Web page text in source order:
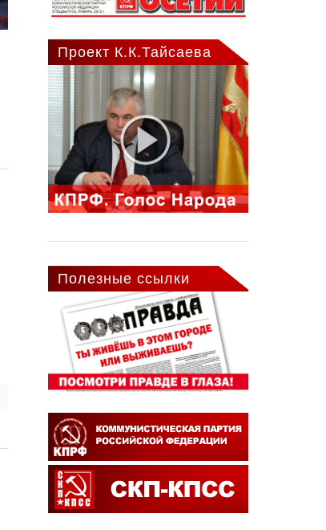
Проект К.К.Тайсаева
Полезные ссылки